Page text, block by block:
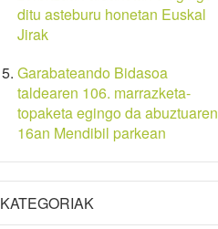
ditu asteburu honetan Euskal
Jirak
Garabateando Bidasoa
taldearen 106. marrazketa-
topaketa egingo da abuztuaren
16an Mendibil parkean
KATEGORIAK